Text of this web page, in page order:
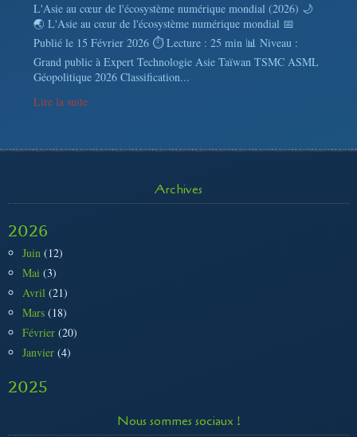
L'Asie au cœur de l'écosystème numérique mondial (2026) 🌙
🌏 L'Asie au cœur de l'écosystème numérique mondial 📅
Publié le 15 Février 2026 ⏱️ Lecture : 25 min 📊 Niveau :
Grand public à Expert Technologie Asie Taïwan TSMC ASML
Géopolitique 2026 Classification...
Lire la suite
Archives
2026
Juin (12)
Mai (3)
Avril (21)
Mars (18)
Février (20)
Janvier (4)
2025
Nous sommes sociaux !